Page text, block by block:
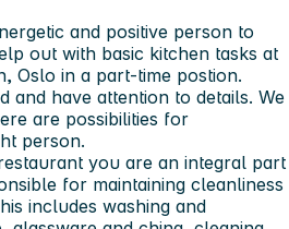
and positive person to
out with basic kitchen tasks at
Oslo in a part-time postion.
and have attention to details. We
are possibilities for
person.
you are an integral part
for maintaining cleanliness
includes washing and